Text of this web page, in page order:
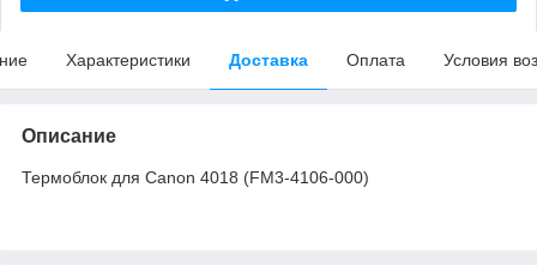
Характеристики Доставка Оплата Условия
Описание
Термоблок для Canon 4018 (FM3-4106-000)